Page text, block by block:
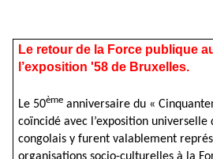
Le retour de la Force publique
l’exposition '58 de Bruxelles.
Le 50èmeanniversaire du «
coïncidé avec l’exposition universelle
congolais y furent valablement